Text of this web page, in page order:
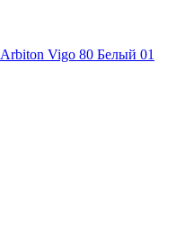
Vigo 80 Белый 01